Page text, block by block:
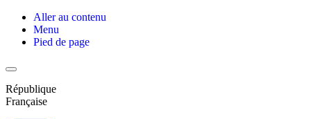
Aller au contenu
Menu
Pied de page
République
Française